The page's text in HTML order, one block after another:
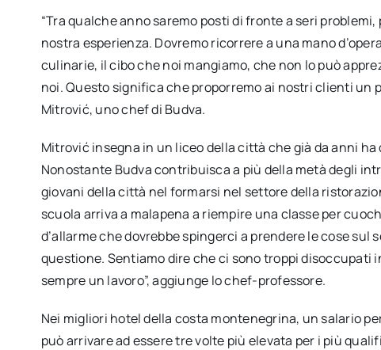
“Tra qualche anno saremo posti di fronte a seri
nostra esperienza. Dovremo ricorrere a una mano
culinarie, il cibo che noi mangiamo, che non lo può
noi. Questo significa che proporremo ai nostri clienti un
Mitrović, uno chef di Budva.
Mitrović insegna in un liceo della città che già da anni
Nonostante Budva contribuisca a più della metà degli
giovani della città nel formarsi nel settore della
scuola arriva a malapena a riempire una classe per
d’allarme che dovrebbe spingerci a prendere le cose
questione. Sentiamo dire che ci sono troppi disoccupati
sempre un lavoro”, aggiunge lo chef-professore.
Nei migliori hotel della costa montenegrina, un salario
può arrivare ad essere tre volte più elevata per i più